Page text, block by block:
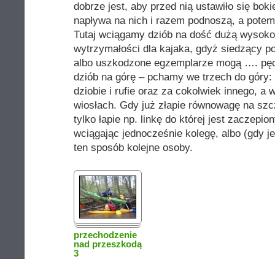
dobrze jest, aby przed nią ustawiło się
napływa na nich i razem podnoszą, a
Tutaj wciągamy dziób na dość dużą
wytrzymałości dla kajaka, gdyż siedzący
albo uszkodzone egzemplarze mogą ….
dziób na górę – pchamy we trzech do
dziobie i rufie oraz za cokolwiek innego, a
wiosłach. Gdy już złapie równowagę na
tylko łapie np. linkę do której jest
wciągając jednocześnie kolegę, albo (gdy
ten sposób kolejne osoby.
przechodzenie
nad przeszkodą
3